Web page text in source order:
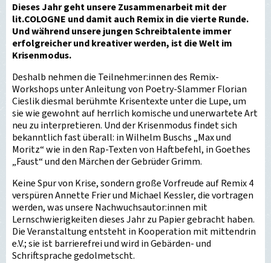
Dieses Jahr geht unsere Zusammenarbeit mit der
lit.COLOGNE und damit auch Remix in die vierte Runde.
Und während unsere jungen Schreibtalente immer
erfolgreicher und kreativer werden, ist die Welt im
Krisenmodus.
Deshalb nehmen die Teilnehmer:innen des Remix-
Workshops unter Anleitung von Poetry-Slammer Florian
Cieslik diesmal berühmte Krisentexte unter die Lupe, um
sie wie gewohnt auf herrlich komische und unerwartete Art
neu zu interpretieren. Und der Krisenmodus findet sich
bekanntlich fast überall: in Wilhelm Buschs „Max und
Moritz“ wie in den Rap-Texten von Haftbefehl, in Goethes
„Faust“ und den Märchen der Gebrüder Grimm.
Keine Spur von Krise, sondern große Vorfreude auf Remix 4
verspüren Annette Frier und Michael Kessler, die vortragen
werden, was unsere Nachwuchsautor:innen mit
Lernschwierigkeiten dieses Jahr zu Papier gebracht haben.
Die Veranstaltung entsteht in Kooperation mit mittendrin
e.V.; sie ist barrierefrei und wird in Gebärden- und
Schriftsprache gedolmetscht.